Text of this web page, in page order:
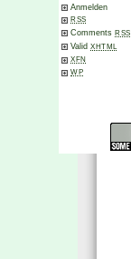
Anmelden
RSS
Comments RSS
Valid XHTML
XFN
WP